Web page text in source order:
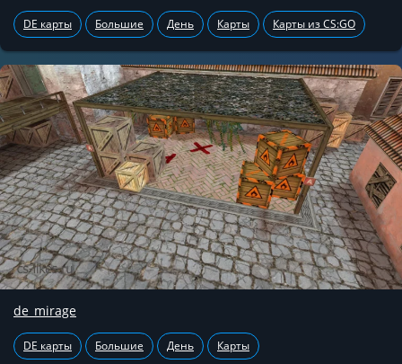
DE карты Большие День Карты Карты из CS:GO
de_mirage
DE карты Большие День Карты